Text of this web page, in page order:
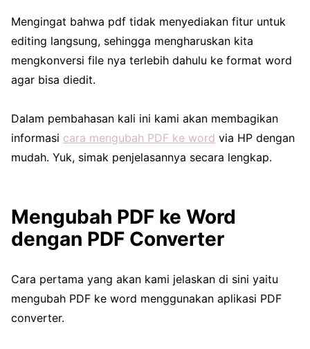
Mengingat bahwa pdf tidak menyediakan fitur untuk
editing langsung, sehingga mengharuskan kita
mengkonversi file nya terlebih dahulu ke format word
agar bisa diedit.
Dalam pembahasan kali ini kami akan membagikan
informasi cara mengubah PDF ke word via HP dengan
mudah. Yuk, simak penjelasannya secara lengkap.
Mengubah PDF ke Word
dengan PDF Converter
Cara pertama yang akan kami jelaskan di sini yaitu
mengubah PDF ke word menggunakan aplikasi PDF
converter.